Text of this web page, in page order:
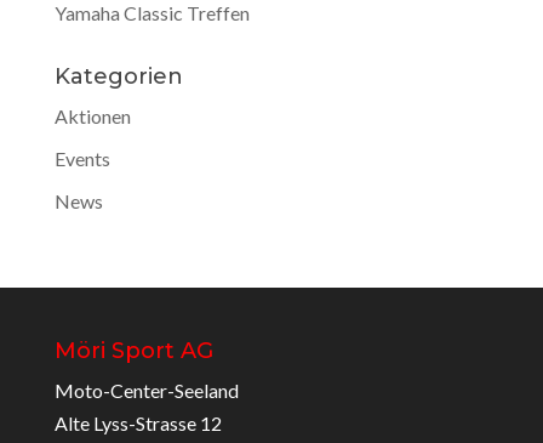
Yamaha Classic Treffen
Kategorien
Aktionen
Events
News
Möri Sport AG
Moto-Center-Seeland
Alte Lyss-Strasse 12